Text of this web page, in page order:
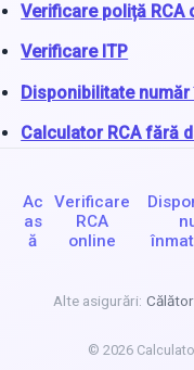
Verificare poliță RCA
Verificare ITP
Disponibilitate
Calculator RCA fără
Ac
as
ă
Verificare
RCA
online
Alte asigurări:
© 2026